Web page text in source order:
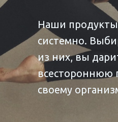
Наши
системно.
из них, вы
всестороннюю
своему